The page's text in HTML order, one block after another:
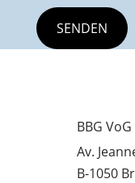
BBG VoG
Av.
B-1050